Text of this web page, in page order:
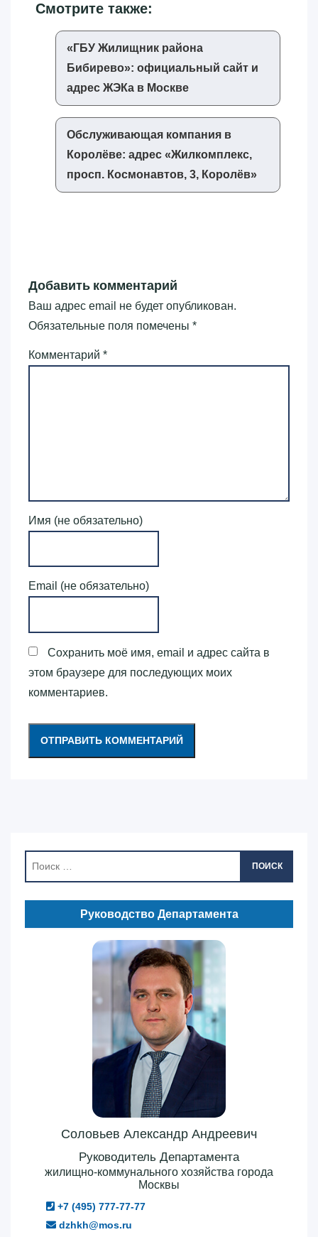
Смотрите также:
«‎ГБУ Жилищник района
Бибирево»‎: официальный сайт и
адрес ЖЭКа в Москве
Обслуживающая компания в
Королёве: адрес «‎Жилкомплекс,
просп. Космонавтов, 3, Королёв»‎
Добавить комментарий
Ваш адрес email не будет опубликован.
Обязательные поля помечены *
Комментарий *
Имя (не обязательно)
Email (не обязательно)
Сохранить моё имя, email и адрес сайта в
этом браузере для последующих моих
комментариев.
ПОИСК
Руководство Департамента
Соловьев Александр Андреевич
Руководитель Департамента
жилищно-коммунального хозяйства города
Москвы
+7 (495) 777-77-77
dzhkh@mos.ru